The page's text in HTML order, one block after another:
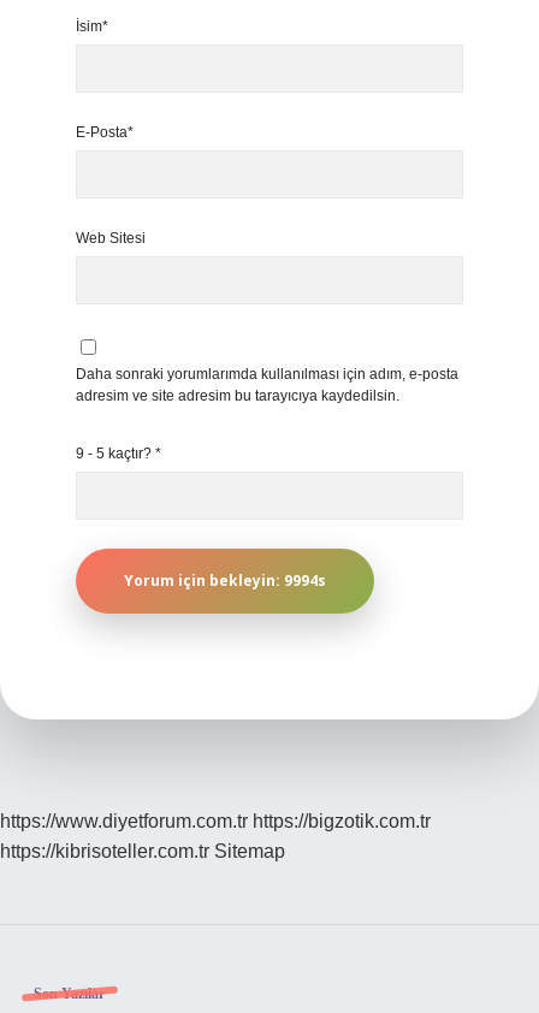
İsim*
E-Posta*
Web Sitesi
Daha sonraki yorumlarımda kullanılması için adım, e-posta
adresim ve site adresim bu tarayıcıya kaydedilsin.
9 - 5 kaçtır? *
https://www.diyetforum.com.tr https://bigzotik.com.tr
https://kibrisoteller.com.tr Sitemap
Son Yazılar